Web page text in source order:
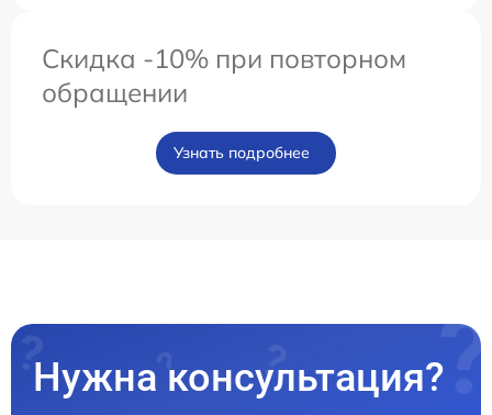
Скидка -10% при повторном
обращении
Узнать подробнее
Нужна консультация?